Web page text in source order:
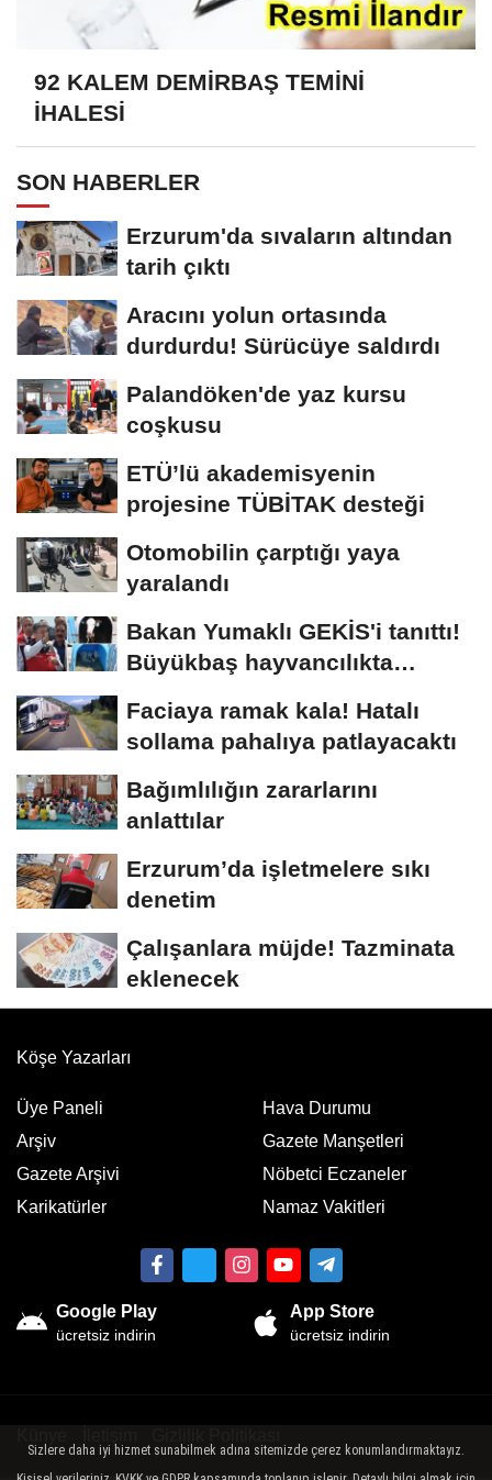
92 KALEM DEMİRBAŞ TEMİNİ
İHALESİ
SON HABERLER
Erzurum'da sıvaların altından
tarih çıktı
Aracını yolun ortasında
durdurdu! Sürücüye saldırdı
Palandöken'de yaz kursu
coşkusu
ETÜ’lü akademisyenin
projesine TÜBİTAK desteği
Otomobilin çarptığı yaya
yaralandı
Bakan Yumaklı GEKİS'i tanıttı!
Büyükbaş hayvancılıkta
Faciaya ramak kala! Hatalı
sollama pahalıya patlayacaktı
Bağımlılığın zararlarını
anlattılar
Erzurum’da işletmelere sıkı
denetim
Çalışanlara müjde! Tazminata
eklenecek
Köşe Yazarları
Üye Paneli
Arşiv
Gazete Arşivi
Karikatürler
Hava Durumu
Gazete Manşetleri
Nöbetci Eczaneler
Namaz Vakitleri
Google Play
ücretsiz indirin
App Store
ücretsiz indirin
Sizlere daha iyi hizmet sunabilmek adına sitemizde çerez konumlandırmaktayız.